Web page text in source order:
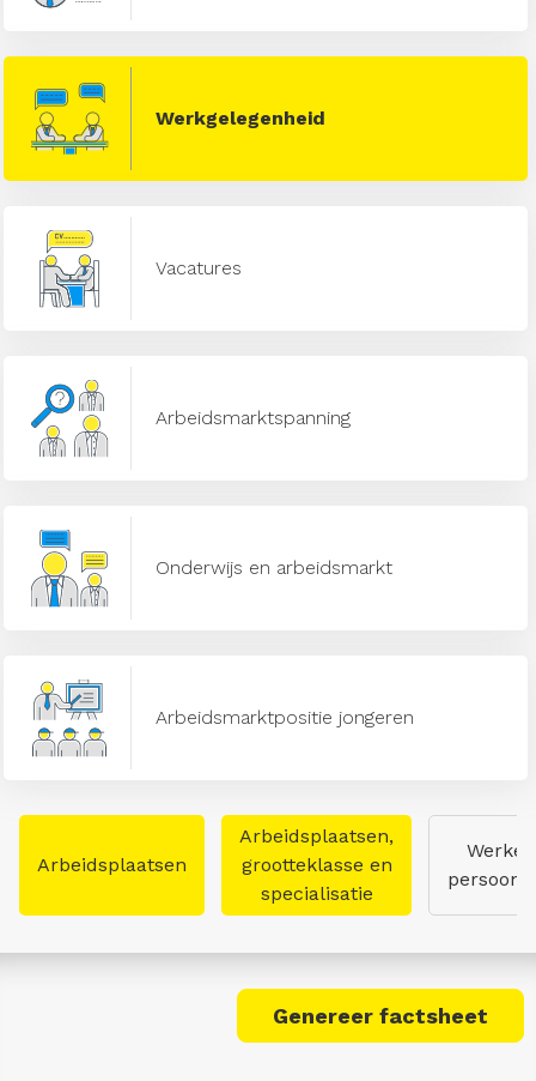
Werkgelegenheid
Vacatures
Arbeidsmarktspanning
Onderwijs en arbeidsmarkt
Arbeidsmarktpositie jongeren
Arbeidsplaatsen
Arbeidsplaatsen,
grootteklasse en
specialisatie
Genereer factsheet